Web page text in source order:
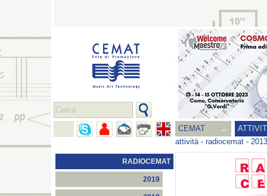
CEMAT
attività- radiocemat - 2013
RADIOCEMAT
2019